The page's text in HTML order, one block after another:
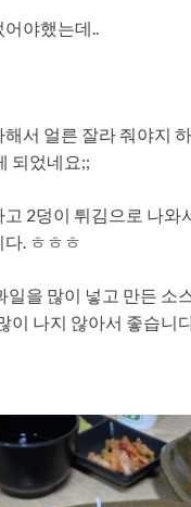
야했는데..
서 얼른 잘라 줘야지
되었네요;;
2덩이 튀김으로 나와
. ㅎㅎㅎ
일을 많이 넣고 만든 소
이 나지 않아서 좋습니